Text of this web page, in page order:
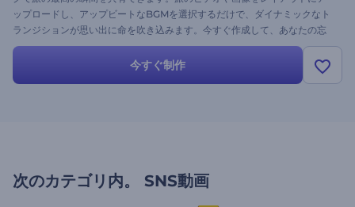
ップロードし、アップビートなBGMを選択するだけで、ダイナミックなト
ランジションが思い出に命を吹き込みます。今すぐ作成して、あなたの忘
れられない旅の感動を世界に伝えましょう！
今すぐ制作
次のカテゴリ内。 SNS動画